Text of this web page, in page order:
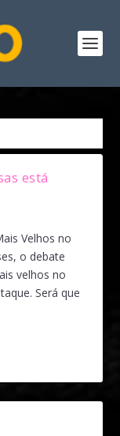
está
Velhos no
o debate
velhos no
Será que